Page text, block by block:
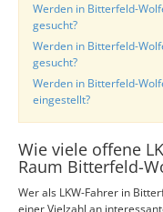
Werden in Bitterfeld-
gesucht?
Werden in Bitterfeld-
gesucht?
Werden in Bitterfeld-
eingestellt?
Wie viele offene
Raum Bitterfeld-
Wer als LKW-Fahrer in
einer Vielzahl an